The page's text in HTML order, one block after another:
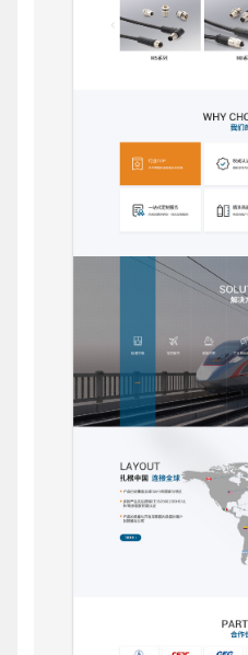
创意品牌型网站